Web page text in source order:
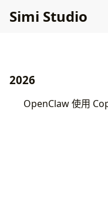
Simi Studio
2026
OpenClaw 使用